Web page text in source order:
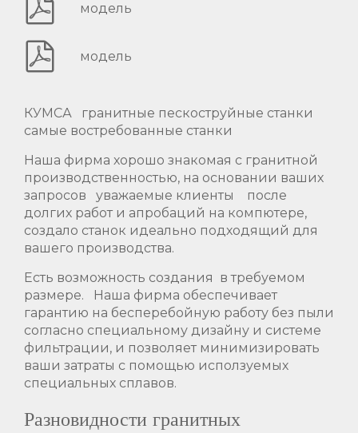
модель
модель
КУМСА гранитные пескоструйные станки
самые востребованные станки
Наша фирма хорошо знакомая с гранитной
производственностью, на основании ваших
запросов уважаемые клиенты после
долгих работ и апробаций на компютере,
создало станок идеально подходящий для
вашего производства.
Есть возможность создания в требуемом
размере. Наша фирма обеспечивает
гарантию на бесперебойную работу без пыли
согласно специальному дизайну и системе
фильтрации, и позволяет минимизировать
ваши затраты с помощью исползуемых
специальных сплавов.
Разновидности гранитных